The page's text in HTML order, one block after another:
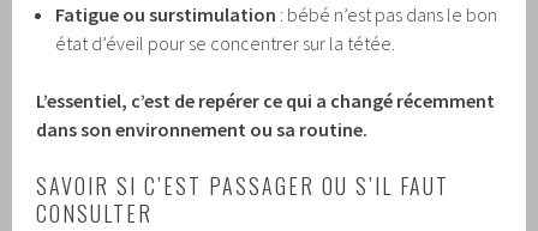
Fatigue ou surstimulation : bébé n’est pas dans le bon
état d’éveil pour se concentrer sur la tétée.
L’essentiel, c’est de repérer ce qui a changé récemment
dans son environnement ou sa routine.
SAVOIR SI C’EST PASSAGER OU S’IL FAUT
CONSULTER